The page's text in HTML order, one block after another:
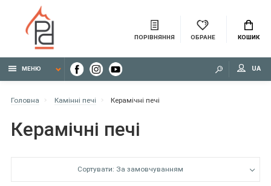
ПОРІВНЯННЯ ОБРАНЕ КОШИК
МЕНЮ UA
Головна Камінні печі Керамічні печі
Керамічні печі
Сортувати: За замовчуванням